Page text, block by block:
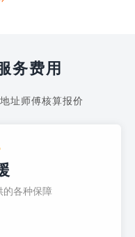
务费用
址师傅核算报价
的各种保障